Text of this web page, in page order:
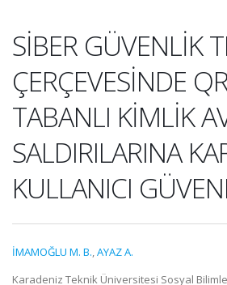
SİBER GÜVENLİK
ÇERÇEVESİNDE
TABANLI KİMLİK
SALDIRILARINA
KULLANICI
İMAMOĞLU M. B.,AYAZ A.
Karadeniz Teknik Üniversitesi Sosyal